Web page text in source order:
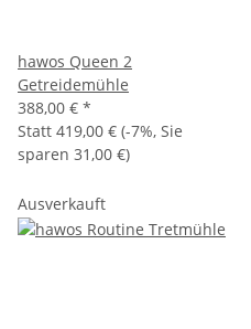
hawos Queen 2
Getreidemühle
388,00 € *
Statt 419,00 € (-7%, Sie
sparen 31,00 €)
Ausverkauft